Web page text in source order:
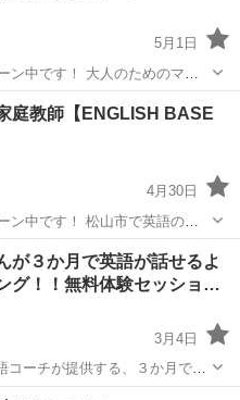
5月1日
人のためのマン
も対応 松山市エリア
ッスンを行っています。 TOEIC
テスト
庭教師【ENGLISH BASE
4月30日
山市で英語の個
語家庭教師（個人契約）です。
が苦手でテストが不安」 「受験
BASE
が３か月で英語が話せるよ
グ！！無料体験セッショ…
3月4日
コーチが提供する、３か月で必
あなたの英語のお